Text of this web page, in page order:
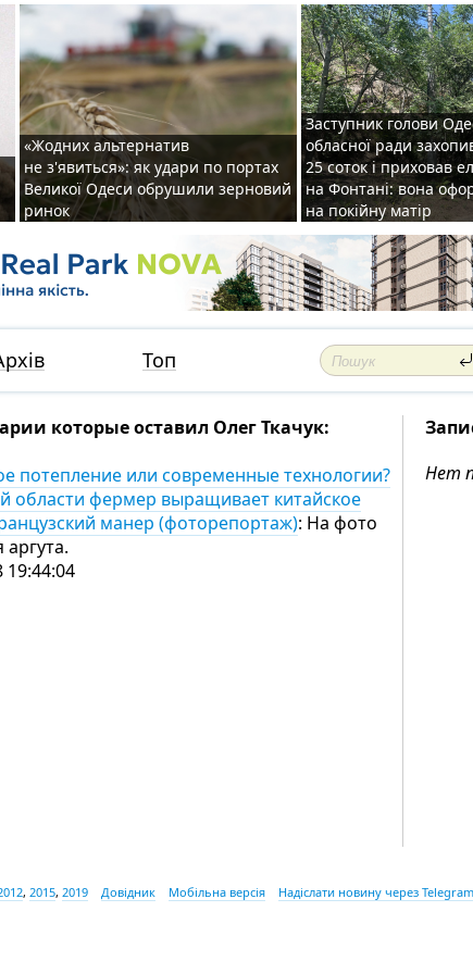
«Жодних альтернатив
не з'явиться»: як удари по портах
Великої Одеси обрушили зерновий
ринок
Заступник голови
обласної ради
25 соток і приховав
на Фонтані: вона
на покійну матір
Топ
которые оставил Олег Ткачук:
потепление или современные технологии?
области фермер выращивает китайское
манер (фоторепортаж): На фото
19:44:04
Нет
, 2015, 2019 Довідник Мобільна версія Надіслати новину через Telegram